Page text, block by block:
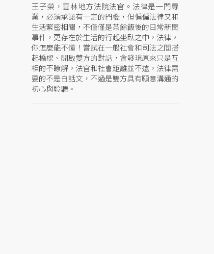
王子榮，雲林地方法院法官。法律是一門專
業，必須承認有一定的門檻，但偏偏法律又和
生活緊密相關，不僅僅是茶餘飯後的日常新聞
事件，更存在於生活的行起坐臥之中，法律，
你怎麼能不懂！嘗試在一般社會和司法之間搭
起橋樑、開啟雙方的對話，會發現原來只是互
相的不瞭解，法官和社會距離並不遠，法律需
要的不是白話文，不過是雙方具有願意溝通的
初心與聆聽。